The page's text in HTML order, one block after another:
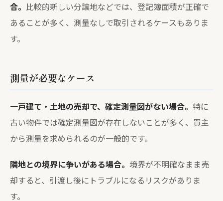
合。 比較的新しい分譲地などでは、登記簿面積が正確で
あることが多く、測量なしで取引されるケースもありま
す。
測量が必要なケース
一戸建て・土地の売却で、確定測量図がない場合。 特に
古い物件では確定測量図が存在しないことが多く、買主
から測量を求められるのが一般的です。
隣地との境界に争いがある場合。 境界が不明確なまま売
却すると、引渡し後にトラブルになるリスクがありま
す。